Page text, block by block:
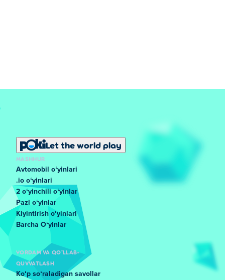
Let the world play
MASHHUR
Avtomobil oʻyinlari
.io oʻyinlari
2 oʻyinchili oʻyinlar
Pazl oʻyinlar
Kiyintirish oʻyinlari
Barcha Oʻyinlar
YORDAM VA QO'LLAB-
QUVVATLASH
Koʻp soʻraladigan savollar